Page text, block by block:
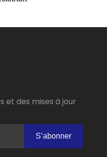
et des mises à jour
S’abonner